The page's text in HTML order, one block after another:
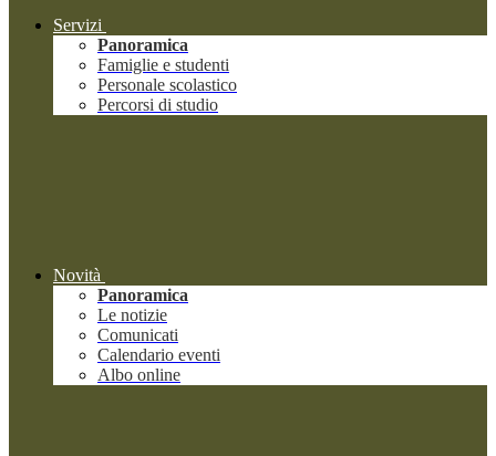
Servizi
Panoramica
Famiglie e studenti
Personale scolastico
Percorsi di studio
Novità
Panoramica
Le notizie
Comunicati
Calendario eventi
Albo online